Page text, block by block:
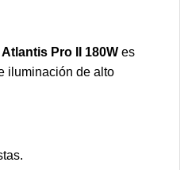
Pro II 180W es
iluminación de alto